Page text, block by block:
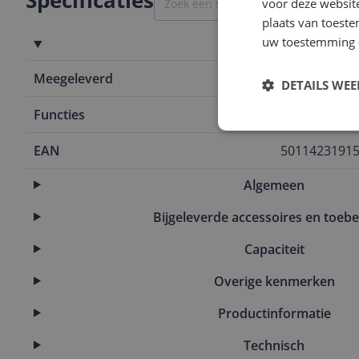
Functies
Meegeleverd
Garde
Functies
EAN
Algemeen
Bijgeleverde accessoires en
Capaciteit
Overige kenmerken
Productinformatie
Technisch
voor deze
plaats van
uw
DETAILS